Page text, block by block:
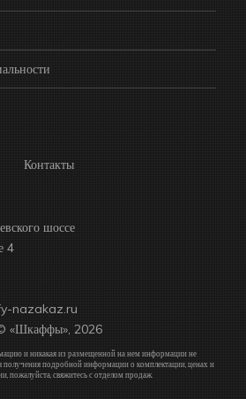
Контакты
шоссе
4
nazakaz.ru
«Шкаффы», 2026
и никакая из размещенной на нем информации не
получения подробной информации о комплектации, ценах и
пожалуйста, свяжитесь с отделом продаж.